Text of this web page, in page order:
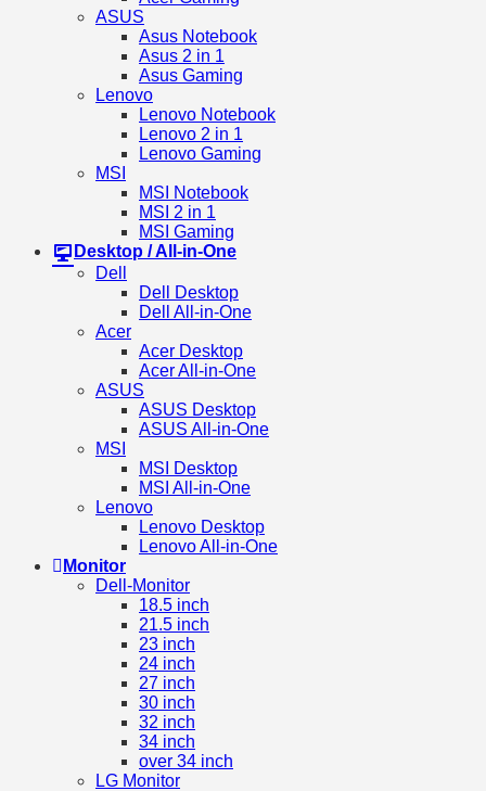
ASUS
Asus Notebook
Asus 2 in 1
Asus Gaming
Lenovo
Lenovo Notebook
Lenovo 2 in 1
Lenovo Gaming
MSI
MSI Notebook
MSI 2 in 1
MSI Gaming
Desktop / All-in-One
Dell
Dell Desktop
Dell All-in-One
Acer
Acer Desktop
Acer All-in-One
ASUS
ASUS Desktop
ASUS All-in-One
MSI
MSI Desktop
MSI All-in-One
Lenovo
Lenovo Desktop
Lenovo All-in-One
Monitor
Dell-Monitor
18.5 inch
21.5 inch
23 inch
24 inch
27 inch
30 inch
32 inch
34 inch
over 34 inch
LG Monitor